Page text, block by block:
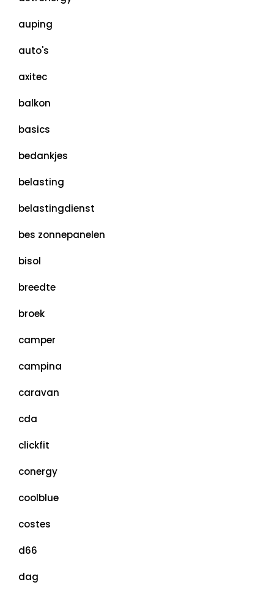
auping
auto's
axitec
balkon
basics
bedankjes
belasting
belastingdienst
bes zonnepanelen
bisol
breedte
broek
camper
campina
caravan
cda
clickfit
conergy
coolblue
costes
d66
dag